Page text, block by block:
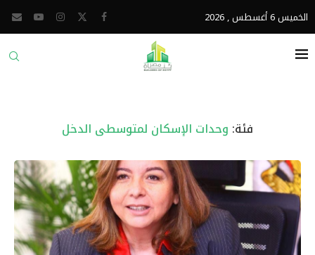
الخميس 6 أغسطس , 2026
فئة: وحدات الإسكان لمتوسطى الدخل